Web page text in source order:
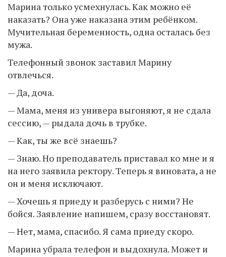
Марина только усмехнулась. Как можно её
наказать? Она уже наказана этим ребёнком.
Мучительная беременность, одна осталась без
мужа.
Телефонный звонок заставил Марину
отвлечься.
— Да, доча.
— Мама, меня из универа выгоняют, я не сдала
сессию, — рыдала дочь в трубке.
— Как, ты же всё знаешь?
— Знаю. Но преподаватель приставал ко мне и я
на него заявила ректору. Теперь я виновата, а не
он и меня исключают.
— Хочешь я приеду и разберусь с ними? Не
бойся. Заявление напишем, сразу восстановят.
— Нет, мама, спасибо. Я сама приеду скоро.
Марина убрала телефон и выдохнула. Может и